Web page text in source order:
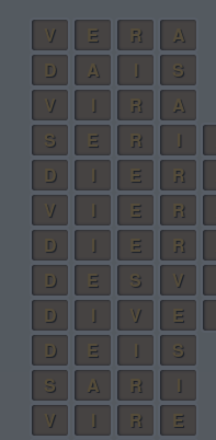
V
E R
A
D
A
S
V
R
A
S
E R
D
E R
V
E R
D
E R
D
E S V
D
V E
D
E
S
S
A R
I
V
I R
E